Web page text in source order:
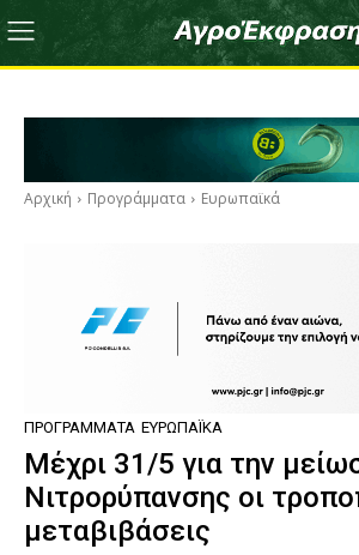
Αρχική Προγράμματα Ευρωπαϊκά
ΠΡΟΓΡΆΜΜΑΤΑ ΕΥΡΩΠΑΪΚΆ
Μέχρι 31/5 για την
Νιτρορύπανσης οι
μεταβιβάσεις